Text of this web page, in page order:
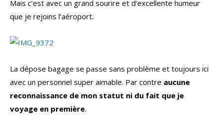
Mais c’est avec un grand sourire et d’excellente humeur
que je rejoins l’aéroport.
La dépose bagage se passe sans problème et toujours ici
avec un personnel super aimable. Par contre aucune
reconnaissance de mon statut ni du fait que je
voyage en première.